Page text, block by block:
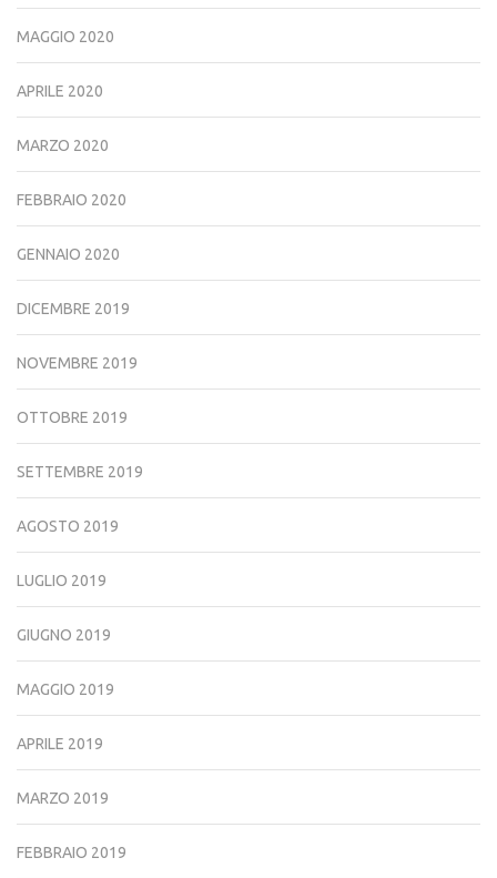
MAGGIO 2020
APRILE 2020
MARZO 2020
FEBBRAIO 2020
GENNAIO 2020
DICEMBRE 2019
NOVEMBRE 2019
OTTOBRE 2019
SETTEMBRE 2019
AGOSTO 2019
LUGLIO 2019
GIUGNO 2019
MAGGIO 2019
APRILE 2019
MARZO 2019
FEBBRAIO 2019